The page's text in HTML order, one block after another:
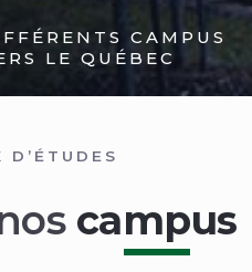
CAMPUS
LE QUÉBEC
D’ÉTUDES
campus